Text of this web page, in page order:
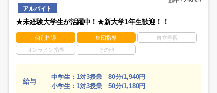
更新日：2026/07/27
アルバイト
★未経験大学生が活躍中！★新大学1年生歓迎！！
個別指導 集団指導 自立学習
オンライン指導 その他
給与
中学生：1対3授業 80分/1,940円
小学生：1対3授業 50分/1,180円